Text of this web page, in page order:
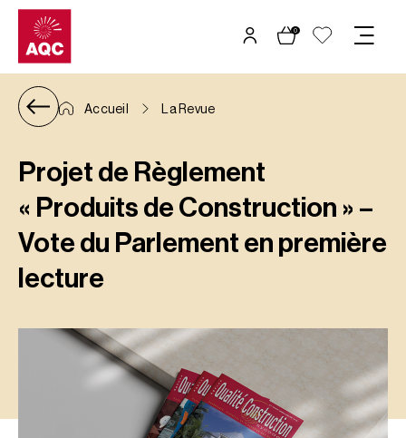
Panneau de gestion des cookies
0
Accueil La Revue
Projet de Règlement
« Produits de Construction » –
Vote du Parlement en première
lecture